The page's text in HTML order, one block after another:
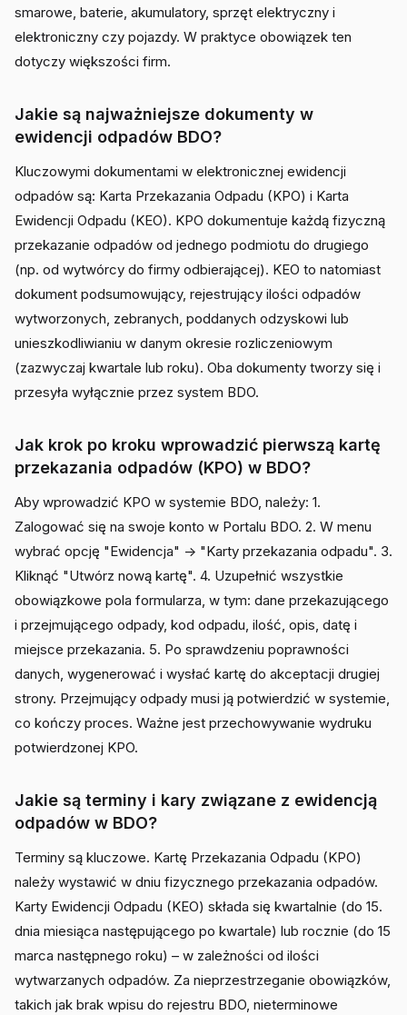
smarowe, baterie, akumulatory, sprzęt elektryczny i
elektroniczny czy pojazdy. W praktyce obowiązek ten
dotyczy większości firm.
Jakie są najważniejsze dokumenty w
ewidencji odpadów BDO?
Kluczowymi dokumentami w elektronicznej ewidencji
odpadów są: Karta Przekazania Odpadu (KPO) i Karta
Ewidencji Odpadu (KEO). KPO dokumentuje każdą fizyczną
przekazanie odpadów od jednego podmiotu do drugiego
(np. od wytwórcy do firmy odbierającej). KEO to natomiast
dokument podsumowujący, rejestrujący ilości odpadów
wytworzonych, zebranych, poddanych odzyskowi lub
unieszkodliwianiu w danym okresie rozliczeniowym
(zazwyczaj kwartale lub roku). Oba dokumenty tworzy się i
przesyła wyłącznie przez system BDO.
Jak krok po kroku wprowadzić pierwszą kartę
przekazania odpadów (KPO) w BDO?
Aby wprowadzić KPO w systemie BDO, należy: 1.
Zalogować się na swoje konto w Portalu BDO. 2. W menu
wybrać opcję "Ewidencja" -> "Karty przekazania odpadu". 3.
Kliknąć "Utwórz nową kartę". 4. Uzupełnić wszystkie
obowiązkowe pola formularza, w tym: dane przekazującego
i przejmującego odpady, kod odpadu, ilość, opis, datę i
miejsce przekazania. 5. Po sprawdzeniu poprawności
danych, wygenerować i wysłać kartę do akceptacji drugiej
strony. Przejmujący odpady musi ją potwierdzić w systemie,
co kończy proces. Ważne jest przechowywanie wydruku
potwierdzonej KPO.
Jakie są terminy i kary związane z ewidencją
odpadów w BDO?
Terminy są kluczowe. Kartę Przekazania Odpadu (KPO)
należy wystawić w dniu fizycznego przekazania odpadów.
Karty Ewidencji Odpadu (KEO) składa się kwartalnie (do 15.
dnia miesiąca następującego po kwartale) lub rocznie (do 15
marca następnego roku) – w zależności od ilości
wytwarzanych odpadów. Za nieprzestrzeganie obowiązków,
takich jak brak wpisu do rejestru BDO, nieterminowe